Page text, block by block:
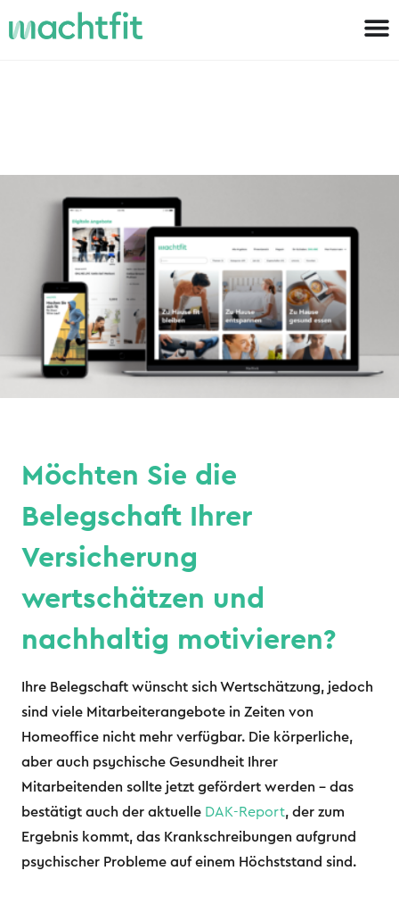
Möchten Sie die
Belegschaft Ihrer
Versicherung
wertschätzen und
nachhaltig motivieren?
Ihre Belegschaft wünscht sich Wertschätzung, jedoch
sind viele Mitarbeiterangebote in Zeiten von
Homeoffice nicht mehr verfügbar. Die körperliche,
aber auch psychische Gesundheit Ihrer
Mitarbeitenden sollte jetzt gefördert werden – das
bestätigt auch der aktuelle DAK-Report, der zum
Ergebnis kommt, das Krankschreibungen aufgrund
psychischer Probleme auf einem Höchststand sind.